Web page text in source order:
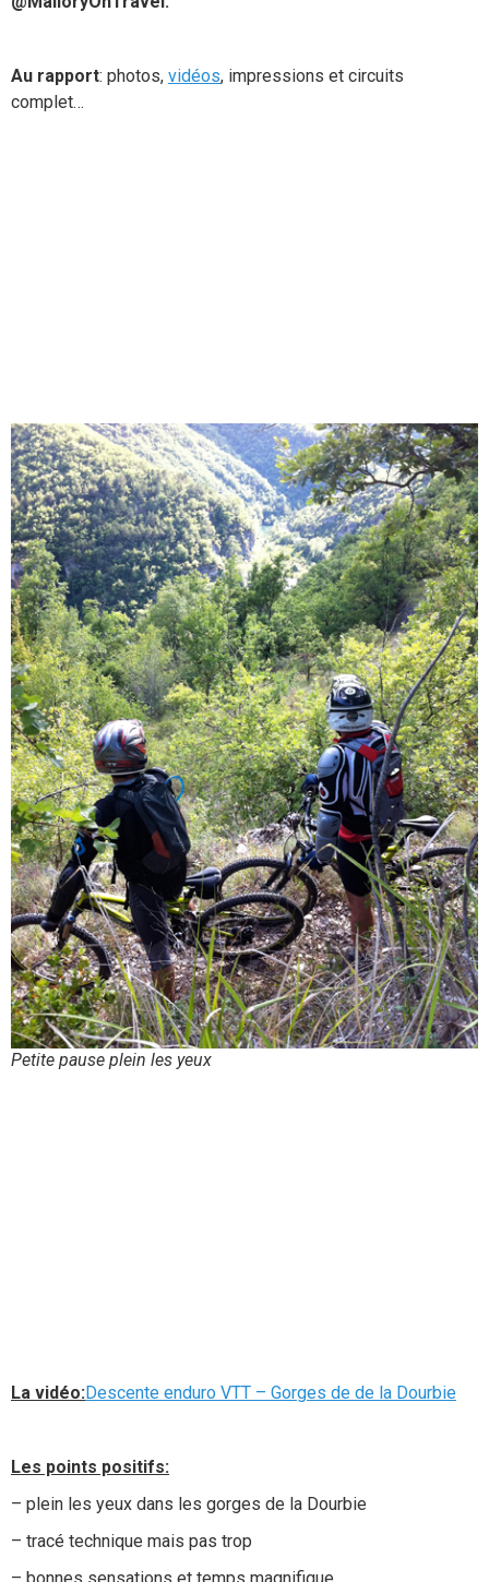
Au rapport: photos, vidéos, impressions et circuits
complet…
Petite pause plein les yeux
La vidéo:Descente enduro VTT – Gorges de de la Dourbie
Les points positifs:
– plein les yeux dans les gorges de la Dourbie
– tracé technique mais pas trop